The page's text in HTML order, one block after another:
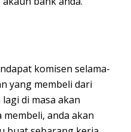
komisen selama-
yang membeli dari
di masa akan
anda akan